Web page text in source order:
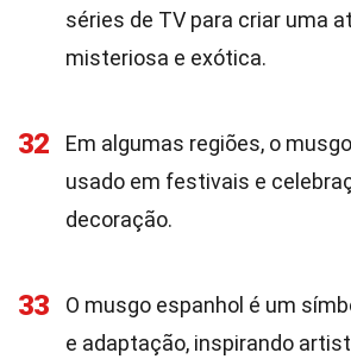
séries de TV para criar uma
misteriosa e exótica.
32
Em algumas regiões, o
usado em festivais e
decoração.
33
O musgo espanhol é um
e adaptação, inspirando